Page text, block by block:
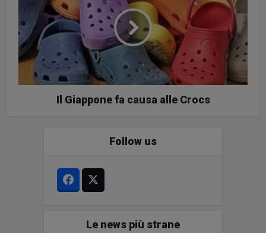
Il Giappone fa causa alle Crocs
Follow us
Le news più strane